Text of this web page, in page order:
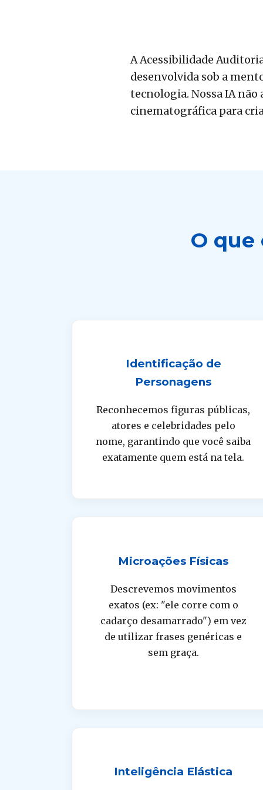
A Acessibilidade
desenvolvida sob a
tecnologia. Nossa IA
cinematográfica para
O
Identificação de
Personagens
Reconhecemos figuras públicas,
atores e celebridades pelo
nome, garantindo que você saiba
exatamente quem está na tela.
Microações Físicas
Descrevemos movimentos
exatos (ex: "ele corre com o
cadarço desamarrado") em vez
de utilizar frases genéricas e
sem graça.
Inteligência Elástica